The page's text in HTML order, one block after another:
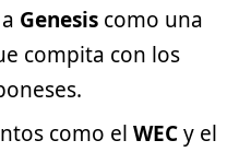
Genesis como una
compita con los
como el WECy el